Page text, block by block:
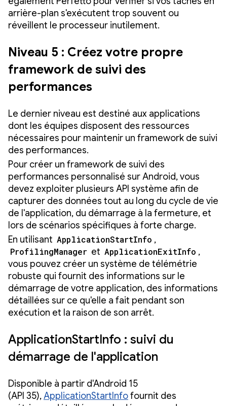
arrière-plan s'exécutent trop souvent ou
réveillent le processeur inutilement.
Niveau 5 : Créez votre propre
framework de suivi des
performances
Le dernier niveau est destiné aux applications
dont les équipes disposent des ressources
nécessaires pour maintenir un framework de suivi
des performances.
Pour créer un framework de suivi des
performances personnalisé sur Android, vous
devez exploiter plusieurs API système afin de
capturer des données tout au long du cycle de vie
de l'application, du démarrage à la fermeture, et
lors de scénarios spécifiques à forte charge.
En utilisant ApplicationStartInfo ,
ProfilingManager et ApplicationExitInfo ,
vous pouvez créer un système de télémétrie
robuste qui fournit des informations sur le
démarrage de votre application, des informations
détaillées sur ce qu'elle a fait pendant son
exécution et la raison de son arrêt.
ApplicationStartInfo : suivi du
démarrage de l'application
Disponible à partir d'Android 15
(API 35),ApplicationStartInfofournit des